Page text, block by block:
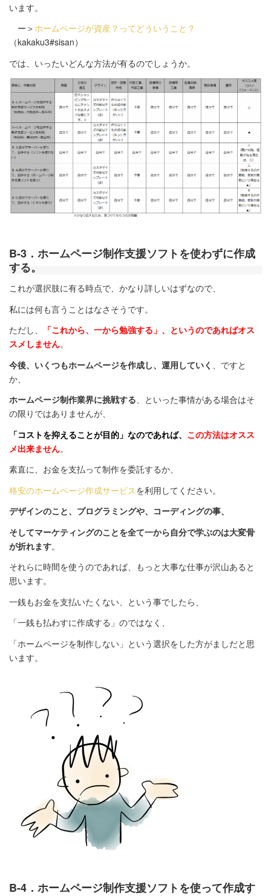
います。
ー＞ホームページが資産？ってどういうこと？
（kakaku3#sisan）
では、いったいどんな方法が有るのでしょうか。
B-3．ホームページ制作支援ソフトを使わずに作成
する。
これが選択肢に有る時点で、かなり詳しいはずなので、
私には何も言うことはなさそうです。
ただし、
「これから、一から勉強する」、というのであればオス
スメしません。
今後、いくつもホームページを作成し、運用していく
、ですと
か、
ホームページ制作業界に挑戦する、といった事情がある場合はそ
の限りではありませんが、
「コストを抑えることが目的」なのであれば、 この方法はオスス
メ出来ません。
素直に、お金を支払って制作を委託するか、
格安のホームページ作成サービスを利用してください。
デザインのこと、プログラミングや、コーディングの事、
そしてマーケティングのことを全て一から自分で学ぶのは大変骨
が折れます。
それらに時間を使うのであれば、もっと大事な仕事が沢山あると
思います。
一銭もお金を支払いたくない、という事でしたら、
「一銭も払わすに作成する」のではなく、
「ホームページを制作しない」という選択をした方がましだと思
います。
B-4．ホームページ制作支援ソフトを使って作成す